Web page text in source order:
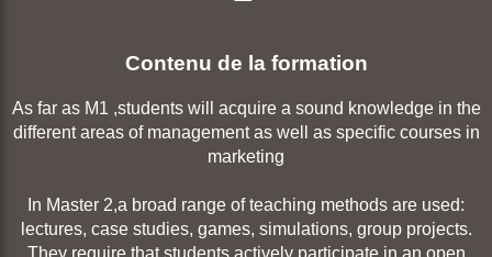
Contenu de la formation
As far as M1 ,students will acquire a sound knowledge in the
different areas of management as well as specific courses in
marketing
In Master 2,a broad range of teaching methods are used:
lectures, case studies, games, simulations, group projects.
They require that students actively participate in an open